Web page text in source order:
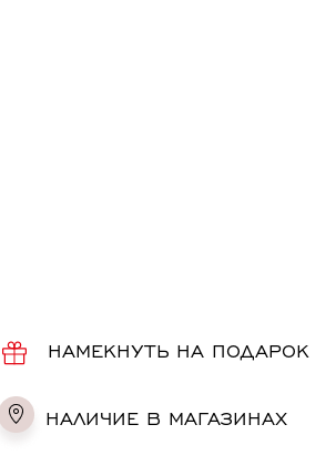
НАМЕКНУТЬ НА ПОДАРОК
НАЛИЧИЕ В МАГАЗИНАХ